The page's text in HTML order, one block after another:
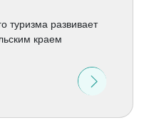
туризма развивает
краем